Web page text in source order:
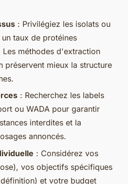
: Privilégiez les isolats ou
taux de protéines
Les méthodes d'extraction
préservent mieux la structure
: Recherchez les labels
ou WADA pour garantir
interdites et la
annoncés.
: Considérez vos
vos objectifs spécifiques
et votre budget